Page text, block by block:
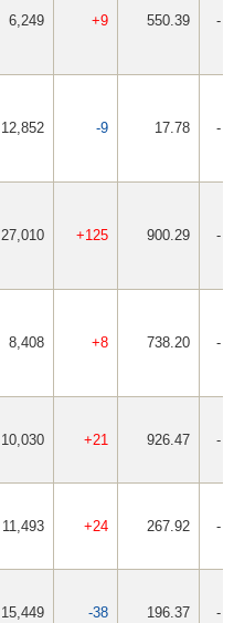
6,249 +9 550.39 -
12,852 -9 17.78 -
27,010 +125 900.29 -
8,408 +8 738.20 -
10,030 +21 926.47 -
11,493 +24 267.92 -
15,449 -38 196.37 -